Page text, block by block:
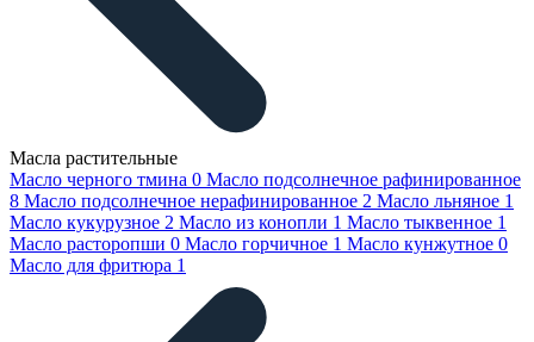
Масла растительные
Масло черного тмина 0 Масло подсолнечное рафинированное
8 Масло подсолнечное нерафинированное 2 Масло льняное 1
Масло кукурузное 2 Масло из конопли 1 Масло тыквенное 1
Масло расторопши 0 Масло горчичное 1 Масло кунжутное 0
Масло для фритюра 1